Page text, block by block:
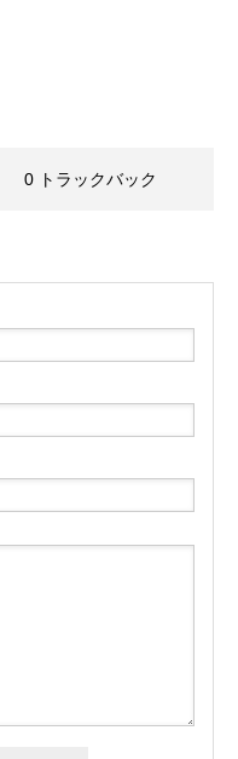
0 トラックバック